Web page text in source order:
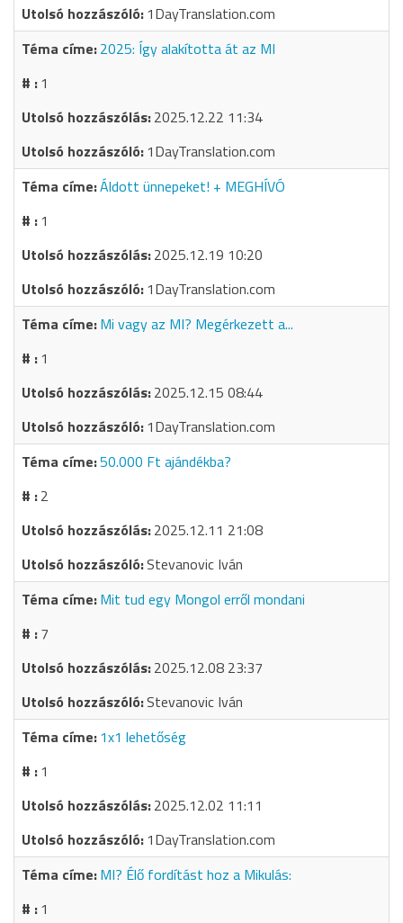
1DayTranslation.com
2025: Így alakította át az MI
1
2025.12.22 11:34
1DayTranslation.com
Áldott ünnepeket! + MEGHÍVÓ
1
2025.12.19 10:20
1DayTranslation.com
Mi vagy az MI? Megérkezett a...
1
2025.12.15 08:44
1DayTranslation.com
50.000 Ft ajándékba?
2
2025.12.11 21:08
Stevanovic Iván
Mit tud egy Mongol erről mondani
7
2025.12.08 23:37
Stevanovic Iván
1x1 lehetőség
1
2025.12.02 11:11
1DayTranslation.com
MI? Élő fordítást hoz a Mikulás:
1